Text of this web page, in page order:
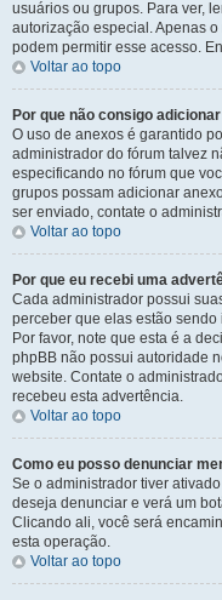
usuários ou grupos. Para ver,
autorização especial. Apenas
podem permitir esse acesso.
Voltar ao topo
Por que não consigo
O uso de anexos é garantido
administrador do fórum talvez
especificando no fórum que
grupos possam adicionar
ser enviado, contate o
Voltar ao topo
Por que eu recebi uma
Cada administrador possui
perceber que elas estão
Por favor, note que esta é a
phpBB não possui autoridade
website. Contate o
recebeu esta advertência.
Voltar ao topo
Como eu posso denunciar
Se o administrador tiver
deseja denunciar e verá um
Clicando ali, você será
esta operação.
Voltar ao topo